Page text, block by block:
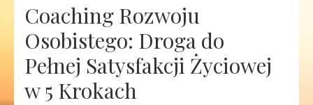
Coaching Rozwoju
Osobistego: Droga do
Pełnej Satysfakcji Życiowej
w 5 Krokach